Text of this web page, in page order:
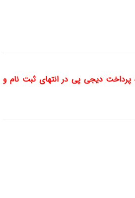
با انتخاب درگاه پرداخت دیجی پی در انتهای ثبت نام و